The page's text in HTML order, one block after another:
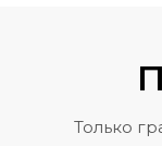
Только